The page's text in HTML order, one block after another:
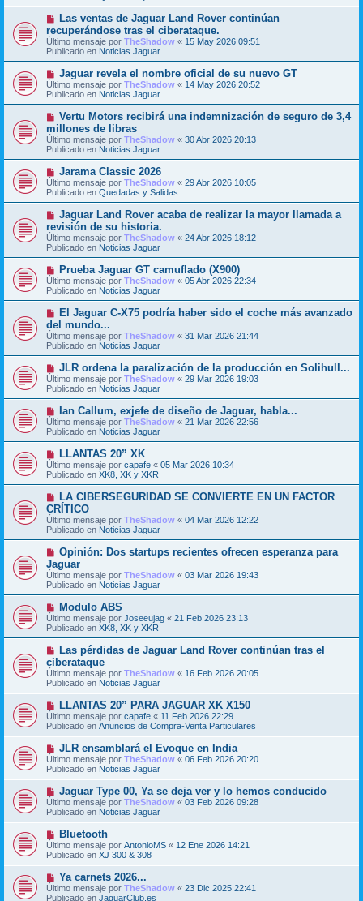
a
e
m
n
s
a
N
e
v
o
m
e
n
s
a
e
Las ventas de Jaguar Land Rover continúan
recuperándose tras el ciberataque.
Último mensaje por TheShadow « 15 May 2026 09:51
Publicado en Noticias Jaguar
N
u
e
v
o
m
e
n
s
a
e
Jaguar revela el nombre oficial de su nuevo GT
Último mensaje por TheShadow « 14 May 2026 20:52
Publicado en Noticias Jaguar
N
u
e
v
o
m
e
n
s
a
e
Vertu Motors recibirá una indemnización de seguro de 3,4
millones de libras
Último mensaje por TheShadow « 30 Abr 2026 20:13
Publicado en Noticias Jaguar
N
u
e
v
m
e
n
s
a
e
Jarama Classic 2026
Último mensaje por TheShadow « 29 Abr 2026 10:05
Publicado en Quedadas y Salidas
N
e
v
o
m
n
s
a
e
Jaguar Land Rover acaba de realizar la mayor llamada a
revisión de su historia.
Último mensaje por TheShadow « 24 Abr 2026 18:12
Publicado en Noticias Jaguar
N
u
e
v
o
m
e
n
s
a
e
Prueba Jaguar GT camuflado (X900)
Último mensaje por TheShadow « 05 Abr 2026 22:34
Publicado en Noticias Jaguar
N
u
e
v
o
m
e
n
s
a
e
El Jaguar C-X75 podría haber sido el coche más avanzado
del mundo...
Último mensaje por TheShadow « 31 Mar 2026 21:44
Publicado en Noticias Jaguar
N
u
e
v
o
m
e
n
s
j
e
JLR ordena la paralización de la producción en Solihull...
Último mensaje por TheShadow « 29 Mar 2026 19:03
Publicado en Noticias Jaguar
N
u
e
v
o
m
e
n
s
j
e
Ian Callum, exjefe de diseño de Jaguar, habla...
Último mensaje por TheShadow « 21 Mar 2026 22:56
Publicado en Noticias Jaguar
N
u
e
v
o
m
e
n
s
a
LLANTAS 20” XK
Último mensaje por capafe « 05 Mar 2026 10:34
Publicado en XK8, XK y XKR
N
u
e
v
o
m
e
n
s
a
e
LA CIBERSEGURIDAD SE CONVIERTE EN UN FACTOR
CRÍTICO
Último mensaje por TheShadow « 04 Mar 2026 12:22
Publicado en Noticias Jaguar
N
e
v
o
m
n
s
a
e
Opinión: Dos startups recientes ofrecen esperanza para
Jaguar
Último mensaje por TheShadow « 03 Mar 2026 19:43
Publicado en Noticias Jaguar
N
u
e
v
o
m
e
n
s
a
e
Modulo ABS
Último mensaje por Joseeujag « 21 Feb 2026 23:13
Publicado en XK8, XK y XKR
N
u
e
v
o
m
n
s
a
e
Las pérdidas de Jaguar Land Rover continúan tras el
ciberataque
Último mensaje por TheShadow « 16 Feb 2026 20:05
Publicado en Noticias Jaguar
N
u
e
v
m
e
n
s
a
j
e
LLANTAS 20” PARA JAGUAR XK X150
Último mensaje por capafe « 11 Feb 2026 22:29
Publicado en Anuncios de Compra-Venta Particulares
N
u
e
v
m
e
n
s
j
e
JLR ensamblará el Evoque en India
Último mensaje por TheShadow « 06 Feb 2026 20:20
Publicado en Noticias Jaguar
N
u
e
v
o
m
e
n
s
a
j
e
Jaguar Type 00, Ya se deja ver y lo hemos conducido
Último mensaje por TheShadow « 03 Feb 2026 09:28
Publicado en Noticias Jaguar
N
u
e
v
o
m
e
Bluetooth
Último mensaje por AntonioMS « 12 Ene 2026 14:21
Publicado en XJ 300 & 308
N
u
e
Ya carnets 2026...
Último mensaje por TheShadow « 23 Dic 2025 22:41
Publicado en JaguarClub.es